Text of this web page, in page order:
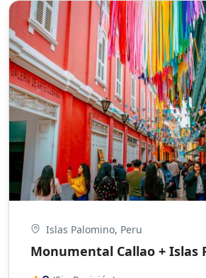
Islas Palomino, Peru
Monumental Callao + Islas